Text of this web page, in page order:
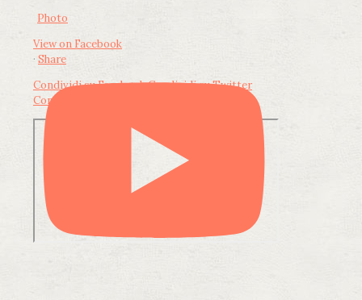
Photo
View on Facebook
· Share
Condividi su FacebookCondividi su Twitter
Condividi su LinkedIn